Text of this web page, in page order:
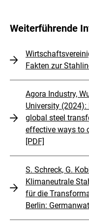
Weiterführende
Fakten zur
Agora Industry,
University
global steel
effective ways to
[PDF]
S. Schreck, G.
Klimaneutrale
für die
Berlin: